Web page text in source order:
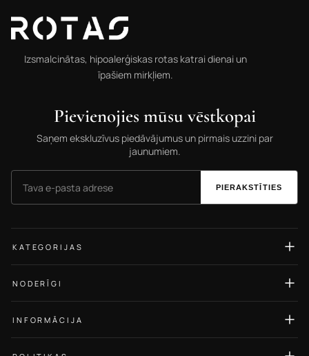
Izsmalcinātas, hipoalerģiskas rotas katrai dienai un
īpašiem mirkļiem.
Pievienojies mūsu vēstkopai
Saņem ekskluzīvus piedāvājumus un pirmais uzzini par
jaunumiem.
PIERAKSTĪTIES
KATEGORIJAS
Kaklarotas
Rokassprādzes
NODERĪGI
INFORMĀCIJA